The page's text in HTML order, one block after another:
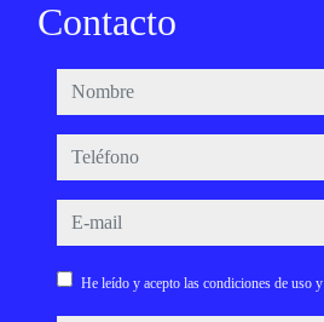
Contacto
nombre
teléfono
e-mail
He leído y acepto las condiciones de uso y